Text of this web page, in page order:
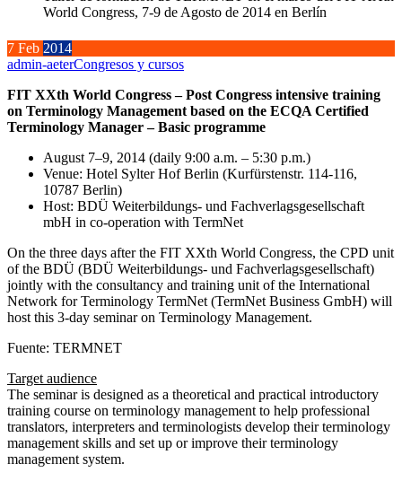
World Congress, 7-9 de Agosto de 2014 en Berlín
7 Feb 2014
admin-aeterCongresos y cursos
FIT XXth World Congress – Post Congress intensive training
on Terminology Management based on the ECQA Certified
Terminology Manager – Basic programme
August 7–9, 2014 (daily 9:00 a.m. – 5:30 p.m.)
Venue: Hotel Sylter Hof Berlin (Kurfürstenstr. 114-116,
10787 Berlin)
Host: BDÜ Weiterbildungs- und Fachverlagsgesellschaft
mbH in co-operation with TermNet
On the three days after the FIT XXth World Congress, the CPD unit
of the BDÜ (BDÜ Weiterbildungs- und Fachverlagsgesellschaft)
jointly with the consultancy and training unit of the International
Network for Terminology TermNet (TermNet Business GmbH) will
host this 3-day seminar on Terminology Management.
Fuente: TERMNET
Target audience
The seminar is designed as a theoretical and practical introductory
training course on terminology management to help professional
translators, interpreters and terminologists develop their terminology
management skills and set up or improve their terminology
management system.